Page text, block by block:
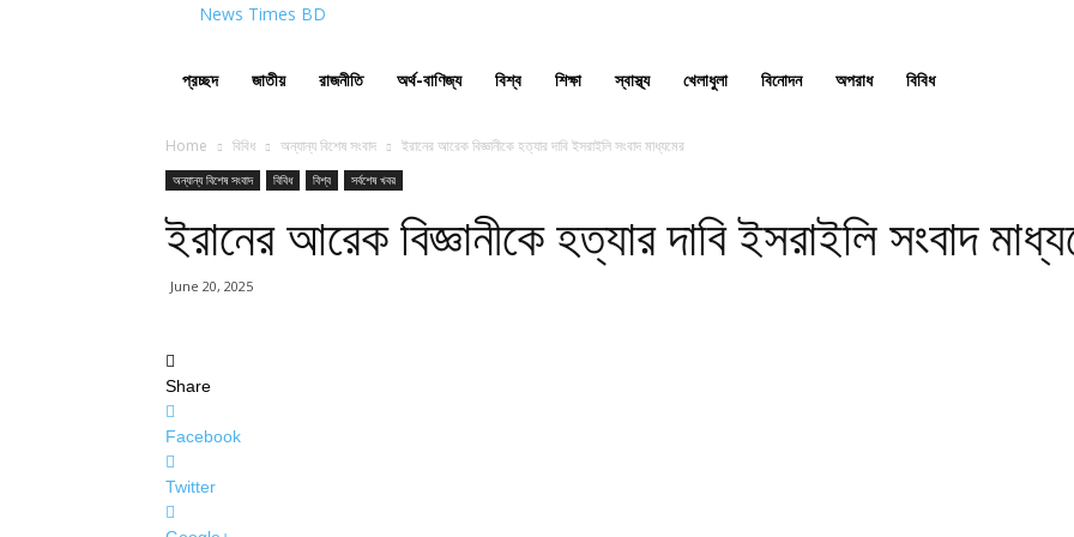
News Times BD
প্রচ্ছদ জাতীয় রাজনীতি অর্থ-বাণিজ্য বিশ্ব শিক্ষা স্বাস্থ্য খেলাধুলা বিনোদন অপরাধ বিবিধ
Home বিবিধ অন্যান্য বিশেষ সংবাদ ইরানের আরেক বিজ্ঞানীকে হত্যার দাবি ইসরাইলি সংবাদ মাধ্যমের
অন্যান্য বিশেষ সংবাদ বিবিধ বিশ্ব সর্বশেষ খবর
ইরানের আরেক বিজ্ঞানীকে হত্যার দাবি ইসরাইলি সংবাদ
June 20, 2025
Share
Facebook
Twitter